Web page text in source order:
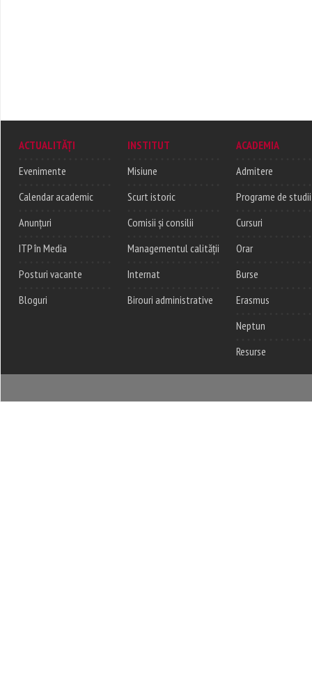
ACTUALITĂȚI
Evenimente
Calendar academic
Anunțuri
ITP în Media
Posturi vacante
Bloguri
INSTITUT
Misiune
Scurt istoric
Comisii și consilii
Managementul calității
Internat
Birouri administrative
ACADEMIA
Admitere
Programe de studii
Cursuri
Orar
Burse
Erasmus
Neptun
Resurse